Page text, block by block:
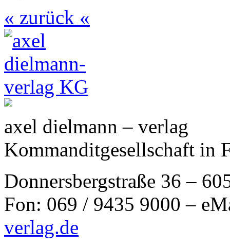
« zurück «
axel dielmann – verlag
Kommanditgesellschaft in
Donnersbergstraße 36 –
Fon: 069 / 9435 9000 –
verlag.de